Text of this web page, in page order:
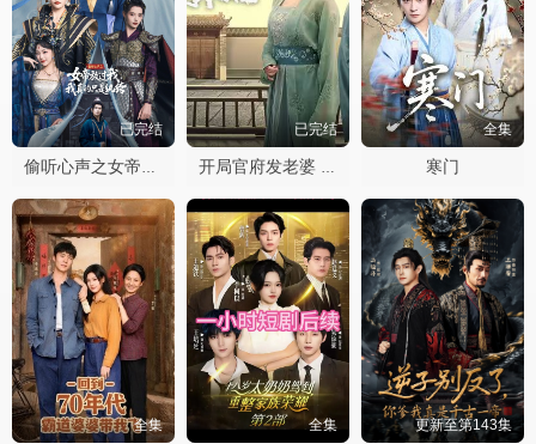
已完结
偷听心声之女帝放过我，我真的只是纨绔
已完结
开局官府发老婆 天命王侯寒门枭士
全集
寒门
全集 全集 更新至第143集